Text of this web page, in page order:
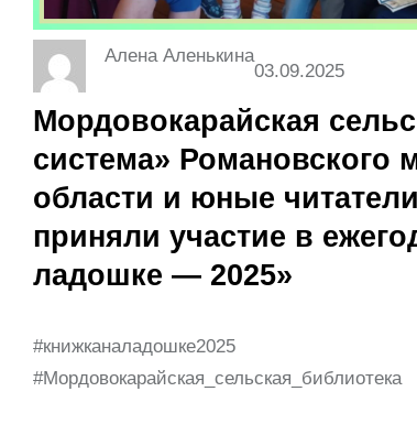
Алена Аленькина
03.09.2025
Мордовокарайская
система» Романовского
области и юные
приняли участие в
ладошке — 2025»
#книжканаладошке2025
#Мордовокарайская_сельская_библиотека